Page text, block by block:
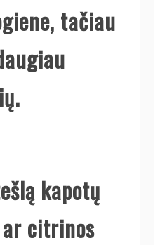
tačiau
kapotų
citrinos